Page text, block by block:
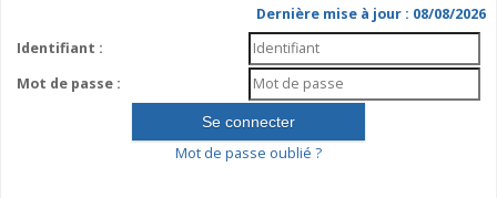
Dernière mise à jour : 08/08/2026
Identifiant :
Mot de passe :
Mot de passe oublié ?